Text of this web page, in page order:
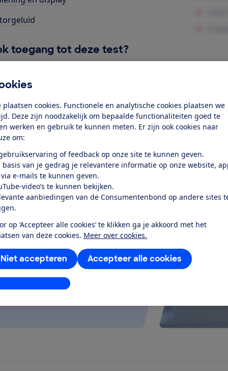
plaatsen cookies. Functionele en analytische cookies plaatsen we
Deze zijn noodzakelijk om bepaalde functionaliteiten goed te
werken en gebruik te kunnen meten. Er zijn ook cookies naar
om:
of feedback op onze site te kunnen geven.
basis van je gedrag je relevantere informatie op onze website,
e-mails te kunnen geven.
video’s te kunnen bekijken.
aanbiedingen van de Consumentenbond op andere sites
op ‘Accepteer alle cookies’ te klikken ga je akkoord met het
van deze cookies. Meer over cookies.
Accepteer alle cookies
Niet accepteren
aanpassen
toegang tot deze test?
Al lid? Log in
je ver fietsen op een
kijken of de e-bike op rolletjes